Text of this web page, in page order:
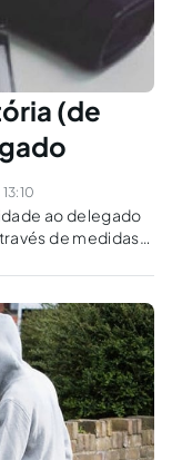
(de
ao delegado
de medidas